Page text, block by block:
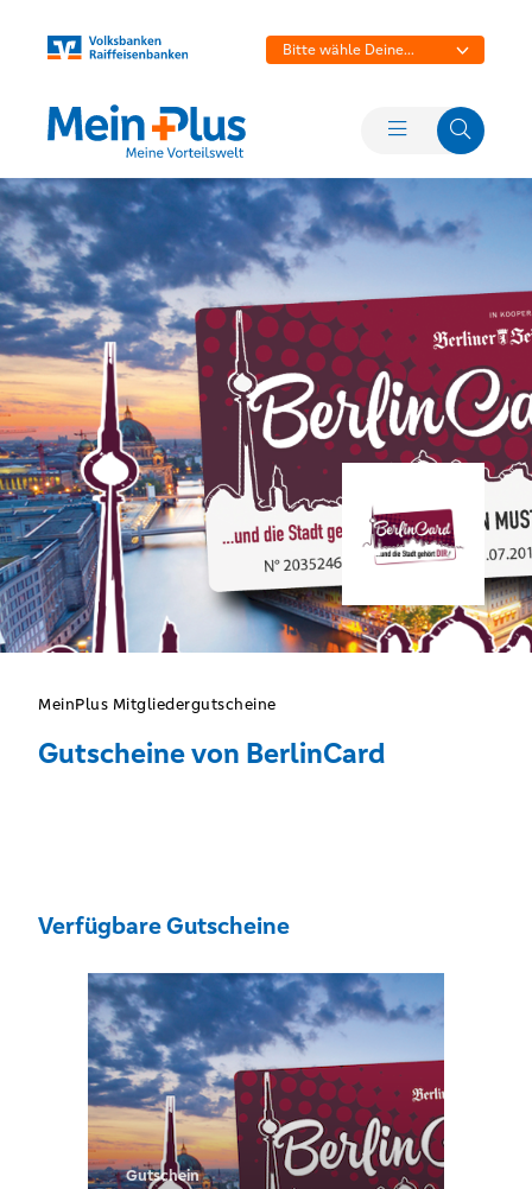
Bitte wähle Deine
MeinPlus Mitgliedergutscheine
Gutscheine von BerlinCard
Verfügbare Gutscheine
Gutschein